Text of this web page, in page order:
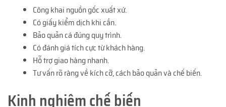
Công khai nguồn gốc xuất xứ.
Có giấy kiểm dịch khi cần.
Bảo quản cá đúng quy trình.
Có đánh giá tích cực từ khách hàng.
Hỗ trợ giao hàng nhanh.
Tư vấn rõ ràng về kích cỡ, cách bảo quản và chế biến.
Kinh nghiệm chế biến